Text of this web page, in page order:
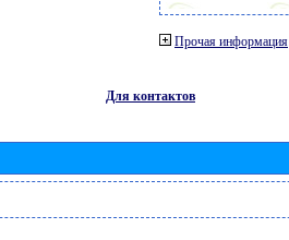
Прочая информация
Для контактов